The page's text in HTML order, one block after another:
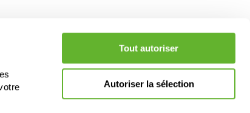
Tout autoriser
Autoriser la sélection
info@nieuwkoop-europe.com